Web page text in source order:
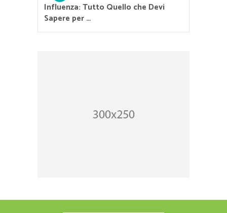
Influenza: Tutto Quello che Devi
Sapere per …